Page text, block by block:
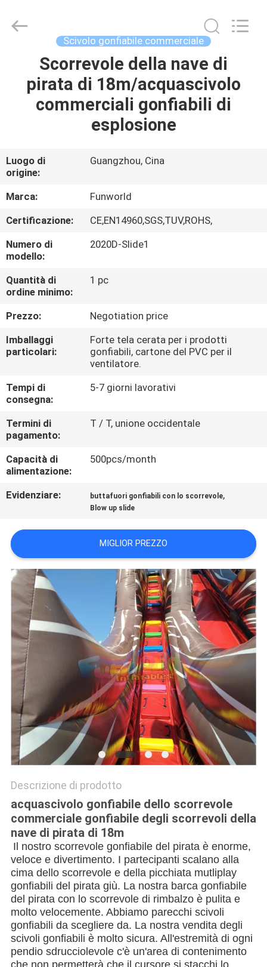
CASA
PRODOTTI
CIRCA
NOI
GIRO
DELLA
FABBRICA
CONTROLLO
DI
QUALITÀ
COMPANY
MAPPA
DEL
SITO
PRIVACY
POLICY
Inflatables
Limited.
Scivolo gonfiabile commerciale
Scorrevole della nave di
pirata di 18m/acquascivolo
commerciali gonfiabili di
esplosione
Luogo di
origine:
Guangzhou, Cina
Marca:
Funworld
Certificazione:
CE,EN14960,SGS,TUV,ROHS,
Numero di
modello:
2020D-Slide1
Quantità di
ordine minimo:
1 pc
Prezzo:
Negotiation price
Imballaggi
particolari:
Forte tela cerata per i prodotti
gonfiabili, cartone del PVC per il
ventilatore.
Tempi di
consegna:
5-7 giorni lavorativi
Termini di
pagamento:
T / T, unione occidentale
Capacità di
alimentazione:
500pcs/month
Evidenziare: buttafuori gonfiabili con lo scorrevole,
Blow up slide
MIGLIOR PREZZO
Descrizione di prodotto
acquascivolo gonfiabile dello scorrevole
commerciale gonfiabile degli scorrevoli della
nave di pirata di 18m
Il nostro scorrevole gonfiabile del pirata è enorme,
veloce e divertimento. I partecipanti scalano alla
cima dello scorrevole e della picchiata mutliplay
gonfiabili del pirata giù. La nostra barca gonfiabile
del pirata con lo scorrevole di rimbalzo è pulita e
molto velocemente. Abbiamo parecchi scivoli
gonfiabili da scegliere da. La nostra vendita degli
scivoli gonfiabili è molto sicura. All'estremità di ogni
pendio sdrucciolevole c'è un'area di contenimento